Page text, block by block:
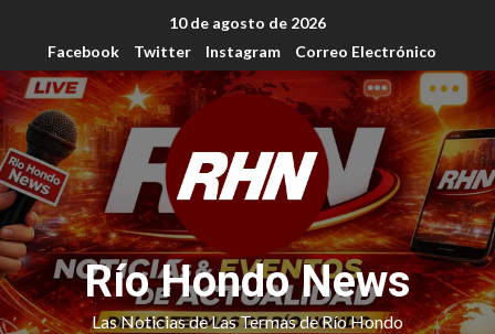
10 de agosto de 2026
Facebook
Twitter Instagram Correo Electrónico
Río Hondo News
Las Noticias de Las Termas de Río Hondo